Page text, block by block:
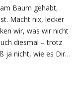
Baum gehabt,
Macht nix, lecker
wir, was wir nicht
diesmal – trotz
ja nicht, wie es Dir…